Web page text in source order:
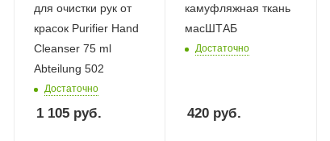
для очистки рук от
красок Purifier Hand
Cleanser 75 ml
Abteilung 502
Достаточно
1 105руб.
камуфляжная ткань
масШТАБ
Достаточно
420 руб.